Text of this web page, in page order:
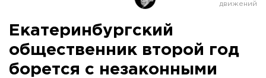
Оренбург
Екатеринбургский
общественник второй год
борется с незаконными